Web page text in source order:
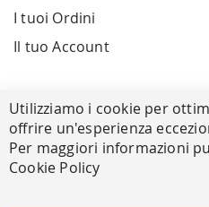
I tuoi Ordini
Il tuo Account
Utilizziamo i cookie per
offrire un'esperienza
Per maggiori informazioni
Cookie Policy